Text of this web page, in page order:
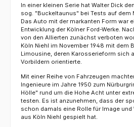
In einer kleinen Serie hat Walter Dick
sog. "Buckeltaunus" bei Tests auf dem
Das Auto mit der markanten Form war
Entwicklung der Kölner Ford-Werke.
von den Allierten zunächst verboten
Köln Niehl im November 1948 mit dem
Limousine, deren Karosserieform sich
Vorbildern orientierte.
Mit einer Reihe von Fahrzeugen
Ingenieure im Jahre 1950 zum
Hölle" rund um die Hohe Acht unter
testen. Es ist anzunehmen, dass der
schon damals eine Rolle für Image und
aus Köln Niehl gespielt hat.